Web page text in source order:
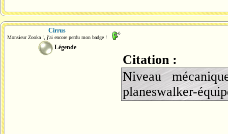
Cirrus
Monsieur Zooka !, j'ai encore perdu mon badge !
Légende
Citation :
Niveau
planeswalker-